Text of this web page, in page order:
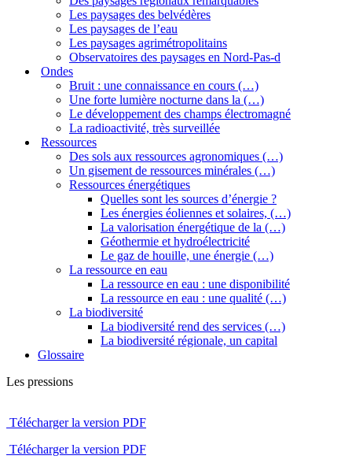
Les paysages des belvédères
Les paysages de l’eau
Les paysages agrimétropolitains
Observatoires des paysages en Nord-Pas-d
Ondes
Bruit : une connaissance en cours (…)
Une forte lumière nocturne dans la (…)
Le développement des champs électromagné
La radioactivité, très surveillée
Ressources
Des sols aux ressources agronomiques (…)
Un gisement de ressources minérales (…)
Ressources énergétiques
Quelles sont les sources d’énergie ?
Les énergies éoliennes et solaires, (…)
La valorisation énergétique de la (…)
Géothermie et hydroélectricité
Le gaz de houille, une énergie (…)
La ressource en eau
La ressource en eau : une disponibilité
La ressource en eau : une qualité (…)
La biodiversité
La biodiversité rend des services (…)
La biodiversité régionale, un capital
Glossaire
Les pressions
Télécharger la version PDF
Télécharger la version PDF